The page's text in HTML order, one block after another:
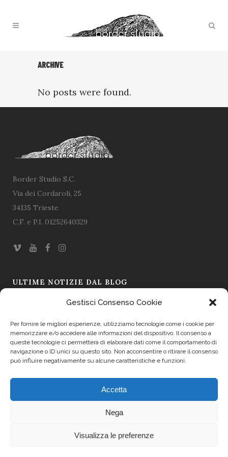
Gestisci Consenso Cookie
Per fornire le migliori esperienze, utilizziamo tecnologie come i cookie per
memorizzare e/o accedere alle informazioni del dispositivo. Il consenso a
queste tecnologie ci permetterà di elaborare dati come il comportamento di
navigazione o ID unici su questo sito. Non acconsentire o ritirare il consenso
può influire negativamente su alcune caratteristiche e funzioni.
Accetta
Nega
Visualizza le preferenze
ARCHIVE
No posts were found.
Border Studio S.C.
Via dei Cordaroli, 25
34135 Trieste
C.F. e P.I. 01252640329
ULTIME NOTIZIE DAL BLOG
Omaggio a Ugo Borsatti – L’immagine come testimonianza
Il Sapore si Fa Racconto: La Prima Asta dei Formaggi a Friuli
Doc 2025
Trasparenza